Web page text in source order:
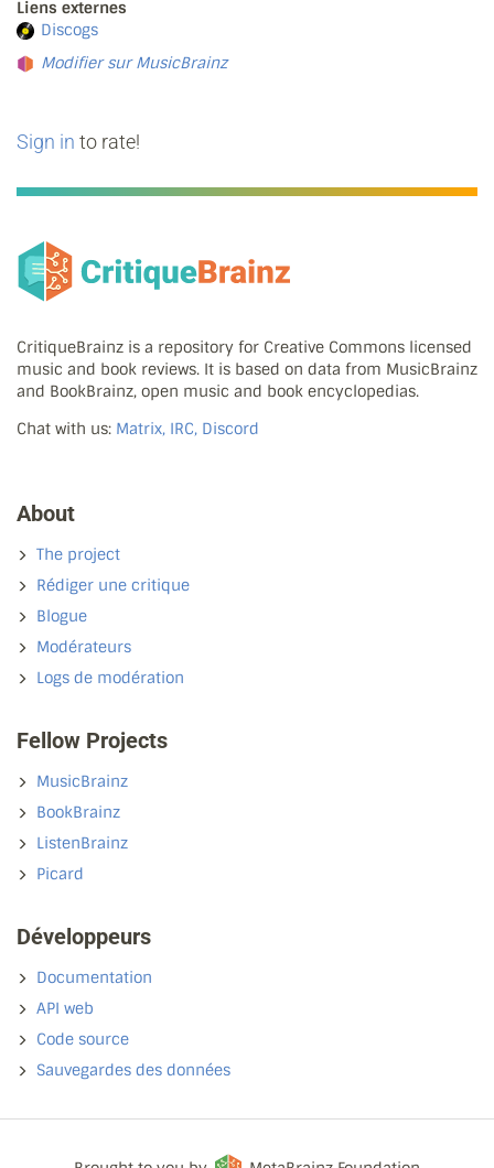
Liens externes
Discogs
Modifier sur MusicBrainz
Sign in to rate!
CritiqueBrainz is a repository for Creative Commons licensed
music and book reviews. It is based on data from MusicBrainz
and BookBrainz, open music and book encyclopedias.
Chat with us: Matrix, IRC, Discord
About
The project
Rédiger une critique
Blogue
Modérateurs
Logs de modération
Fellow Projects
MusicBrainz
BookBrainz
ListenBrainz
Picard
Développeurs
Documentation
API web
Code source
Sauvegardes des données